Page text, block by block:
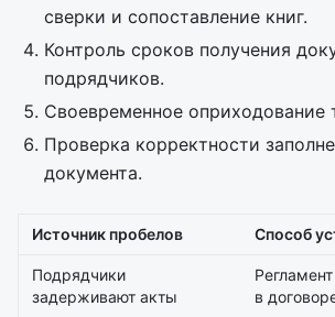
сверки и сопоставление книг.
Контроль сроков получения
подрядчиков.
Своевременное оприходование
Проверка корректности
документа.
Источник пробелов Способ
Подрядчики
задерживают акты
в